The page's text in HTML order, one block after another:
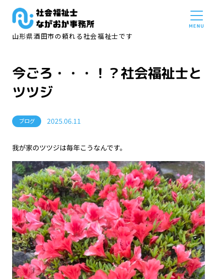
山形県酒田市の頼れる社会福祉士です
今ごろ・・・！？社会福祉士と
ツツジ
ブログ 2025.06.11
我が家のツツジは毎年こうなんです。